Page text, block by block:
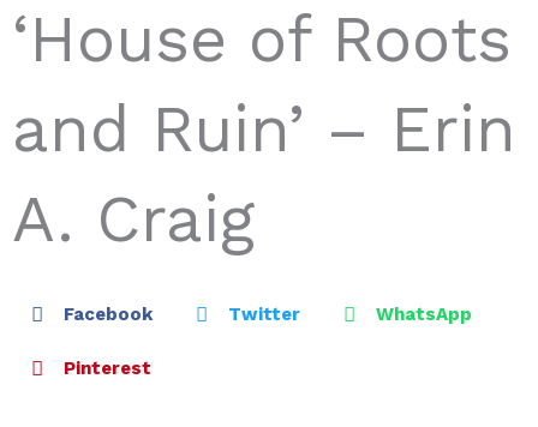
‘House of Roots
and Ruin’ – Erin
A. Craig
Facebook Twitter WhatsApp
Pinterest